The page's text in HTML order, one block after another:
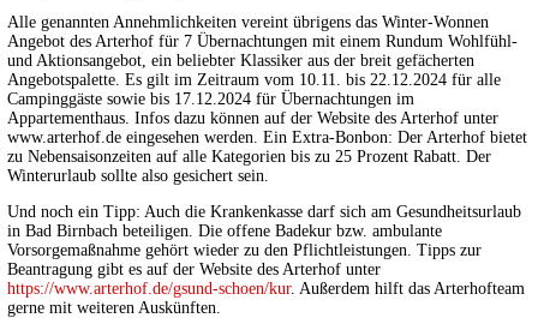
Alle genannten Annehmlichkeiten vereint übrigens das Winter-Wonnen
Angebot des Arterhof für 7 Übernachtungen mit einem Rundum Wohlfühl-
und Aktionsangebot, ein beliebter Klassiker aus der breit gefächerten
Angebotspalette. Es gilt im Zeitraum vom 10.11. bis 22.12.2024 für alle
Campinggäste sowie bis 17.12.2024 für Übernachtungen im
Appartementhaus. Infos dazu können auf der Website des Arterhof unter
www.arterhof.de eingesehen werden. Ein Extra-Bonbon: Der Arterhof bietet
zu Nebensaisonzeiten auf alle Kategorien bis zu 25 Prozent Rabatt. Der
Winterurlaub sollte also gesichert sein.
Und noch ein Tipp: Auch die Krankenkasse darf sich am Gesundheitsurlaub
in Bad Birnbach beteiligen. Die offene Badekur bzw. ambulante
Vorsorgemaßnahme gehört wieder zu den Pflichtleistungen. Tipps zur
Beantragung gibt es auf der Website des Arterhof unter
https://www.arterhof.de/gsund-schoen/kur. Außerdem hilft das Arterhofteam
gerne mit weiteren Auskünften.